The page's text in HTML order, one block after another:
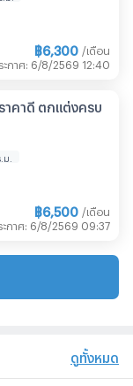
฿6,300 /เดือน
ะกาศ : 6/8/2569 12:40
าคาดี ตกแต่งครบ
ม.
฿6,500 /เดือน
กาศ: 6/8/2569 09:37
ดูทั้งหมด